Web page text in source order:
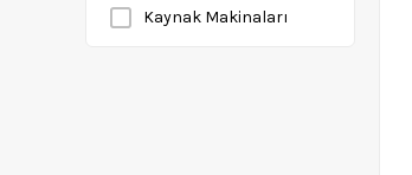
Kaynak Makinaları